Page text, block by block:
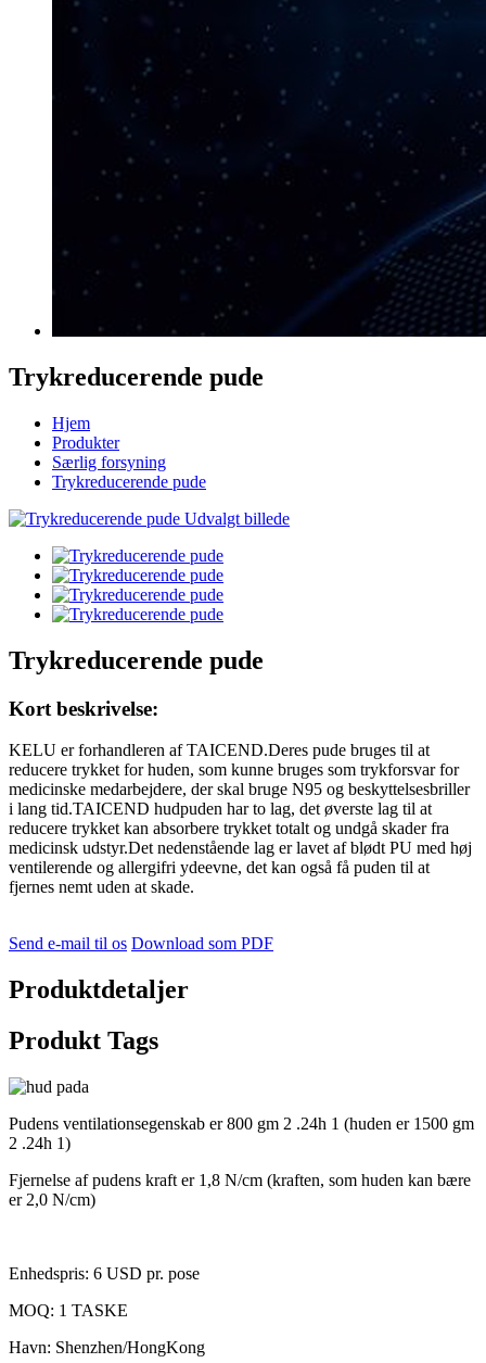
Trykreducerende pude
Hjem
Produkter
Særlig forsyning
Trykreducerende pude
Trykreducerende pude
Kort beskrivelse:
KELU er forhandleren af ​​TAICEND.Deres pude bruges til at
reducere trykket for huden, som kunne bruges som trykforsvar for
medicinske medarbejdere, der skal bruge N95 og beskyttelsesbriller
i lang tid.TAICEND hudpuden har to lag, det øverste lag til at
reducere trykket kan absorbere trykket totalt og undgå skader fra
medicinsk udstyr.Det nedenstående lag er lavet af blødt PU med høj
ventilerende og allergifri ydeevne, det kan også få puden til at
fjernes nemt uden at skade.
Send e-mail til os Download som PDF
Produktdetaljer
Produkt Tags
Pudens ventilationsegenskab er 800 gm 2 .24h 1 (huden er 1500 gm
2 .24h 1)
Fjernelse af pudens kraft er 1,8 N/cm (kraften, som huden kan bære
er 2,0 N/cm)
Enhedspris: 6 USD pr. pose
MOQ: 1 TASKE
Havn: Shenzhen/HongKong